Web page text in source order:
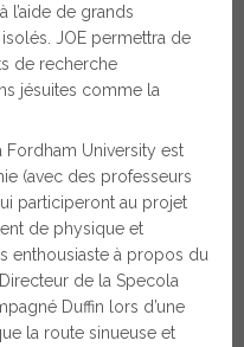
l’aide de grands
JOE permettra de
de recherche
jésuites comme la
Fordham University est
(avec des professeurs
participeront au projet
de physique et
enthousiaste à propos du
de la Specola
Duffin lors d’une
la route sinueuse et